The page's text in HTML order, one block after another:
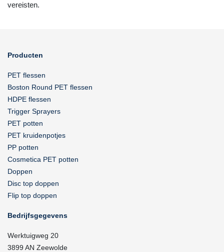
vereisten.
Producten
PET flessen
Boston Round PET flessen
HDPE flessen
Trigger Sprayers
PET potten
PET kruidenpotjes
PP potten
Cosmetica PET potten
Doppen
Disc top doppen
Flip top doppen
Bedrijfsgegevens
Werktuigweg 20
3899 AN Zeewolde